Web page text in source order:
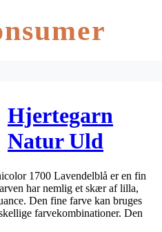
Hjertegarn
Natur Uld
Garn Unicolor
1700
Lavendelblå
1700 Lavendelblå er en fin
har nemlig et skær af lilla,
Den fine farve kan bruges
farvekombinationer. Den